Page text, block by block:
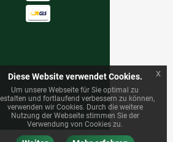
Diese Website verwendet Cookies.
Um unsere Webseite für Sie optimal zu
und fortlaufend verbessern zu können,
verwenden wir Cookies. Durch die weitere
Nutzung der Webseite stimmen Sie der
Verwendung von Cookies zu.
x